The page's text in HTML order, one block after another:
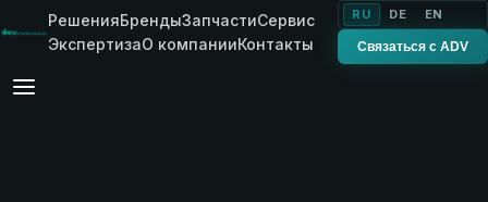
РешенияБрендыЗапчастиСервис
ЭкспертизаО компанииКонтакты
RU DE EN
Связаться с ADV